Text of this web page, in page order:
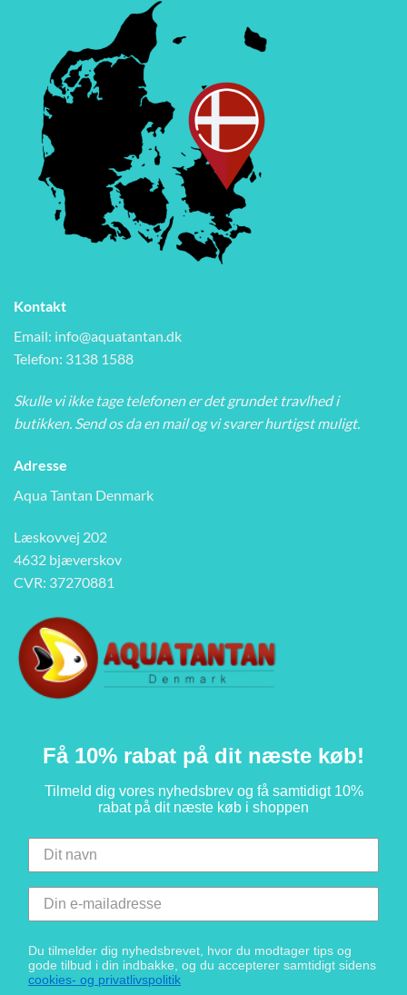
Kontakt
Email: info@aquatantan.dk
Telefon: 3138 1588
Skulle vi ikke tage telefonen er det grundet travlhed i
butikken. Send os da en mail og vi svarer hurtigst muligt.
Adresse
Aqua Tantan Denmark
Læskovvej 202
4632 bjæverskov
CVR: 37270881
Få 10% rabat på dit næste køb!
Tilmeld dig vores nyhedsbrev og få samtidigt 10%
rabat på dit næste køb i shoppen
Du tilmelder dig nyhedsbrevet, hvor du modtager tips og
gode tilbud i din indbakke, og du accepterer samtidigt sidens
cookies- og privatlivspolitik